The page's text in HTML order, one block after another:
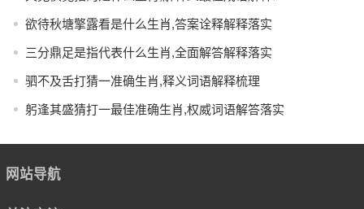
欲待秋塘擎露看是什么生肖,答案诠释解释落实
三分鼎足是指代表什么生肖,全面解答解释落实
驷不及舌打猜一准确生肖,释义词语解释梳理
躬逢其盛猜打一最佳准确生肖,权威词语解答落实
网站导航